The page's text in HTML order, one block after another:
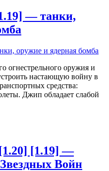
— танки,
огнестрельного оружия и
настающую войну в
средства:
Джип обладает слабой
[1.19] —
Войн